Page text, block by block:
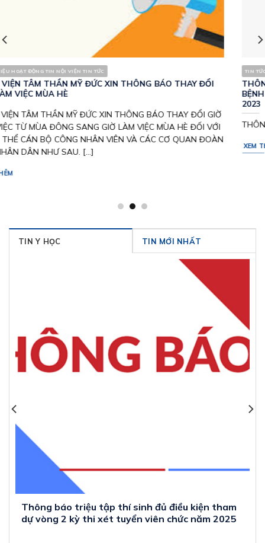
TIN TỨC HOẠT ĐỘNG TIN NỘI VIỆN TUYỂN DỤNG
THÔNG BÁO XÉT TUYỂN VIÊN CHỨC VÀO LÀM VIỆC TẠI
BỆNH VIỆN TÂM THẦN MỸ ĐỨC, THÀNH PHỐ HÀ NỘI NĂM
THÔNG BAO XÉT TUYỂN VIEN CHUC 2023 [...]
XEM THÊM
TIN Y HỌC TIN MỚI NHẤT
thông báo triệu tập thí sinh đủ điều kiện tham
dự vòng 2 kỳ thi xét tuyển viên chức năm 2025